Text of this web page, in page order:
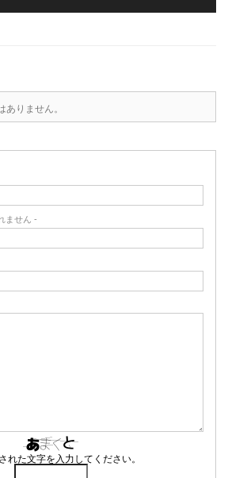
ありません。
ません -
れた文字を入力してください。